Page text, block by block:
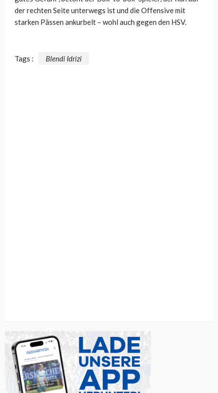
der rechten Seite unterwegs ist und die Offensive mit
starken Pässen ankurbelt – wohl auch gegen den HSV.
Tags : Blendi Idrizi